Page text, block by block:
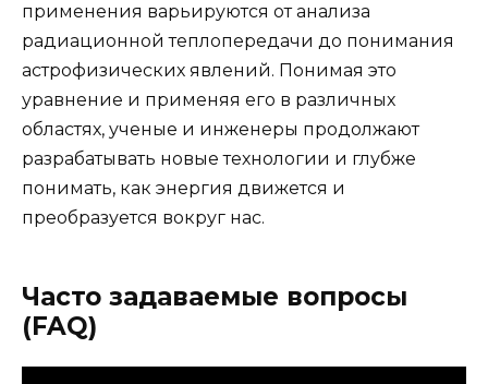
применения варьируются от анализа
радиационной теплопередачи до понимания
астрофизических явлений. Понимая это
уравнение и применяя его в различных
областях, ученые и инженеры продолжают
разрабатывать новые технологии и глубже
понимать, как энергия движется и
преобразуется вокруг нас.
Часто задаваемые вопросы
(FAQ)